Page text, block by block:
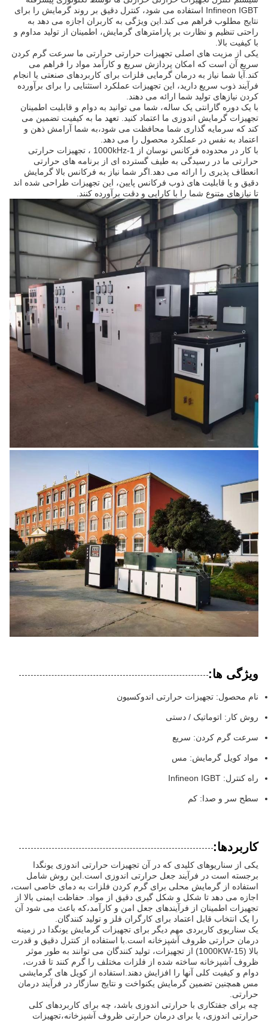
Infineon IGBT استفاده می شود، کنترل دقیق بر روند گرمایش را برای
نتایج مطلوب فراهم می کند.این ویژگی به کاربران اجازه می دهد به
راحتی تنظیم و نظارت بر پارامترهای گرمایش، اطمینان از تولید مداوم و
با کیفیت بالا.
یکی از مزیت های اصلی تجهیزات حرارتی حرارتی ما سرعت گرم کردن
سریع آن است که امکان پردازش سریع و کارآمد مواد را فراهم می
کند.آیا شما نیاز به درمان گرمایی فلزات برای کاربردهای صنعتی یا انجام
فرآیند ذوب سریع دارید، این تجهیزات عملکرد استثنایی را برای برآورده
کردن نیازهای تولید شما ارائه می دهند.
با یک دوره گارانتی یک ساله، شما می توانید به دوام و قابلیت اطمینان
تجهیزات گرمایش اندوزی ما اعتماد کنید. تعهد ما به کیفیت تضمین می
کند که سرمایه گذاری شما محافظت می شود،به شما آرامش ذهن و
اعتماد به نفس در عملکرد محصول را می دهد.
با کار در محدوده فرکانس نوسان از 1-1000kHz ، تجهیزات حرارتی
حرارتی ما در رسیدگی به طیف گسترده ای از برنامه های حرارتی
انعطاف پذیری را ارائه می دهد.اگر شما نیاز به فرکانس بالا گرمایش
دقیق و یا قابلیت های ذوب فرکانس پایین، این تجهیزات طراحی شده اند
تا نیازهای متنوع شما را با کارایی و دقت برآورده کنند.
ویژگی ها:
نام محصول: تجهیزات حرارتی اندوکسیون
روش کار: اتوماتیک / دستی
سرعت گرم کردن: سریع
مواد کویل گرمایش: مس
راه کنترل: Infineon IGBT
سطح سر و صدا: کم
کاربردها:
یکی از سناریوهای کلیدی که در آن تجهیزات حرارتی اندوزی یونگدا
برجسته است در فرآیند جعل حرارتی اندوزی است.این روش شامل
استفاده از گرمایش محلی برای گرم کردن فلزات به دمای خاصی است،
اجازه می دهد تا شکل و شکل گیری دقیق از مواد. حفاظت ایمنی بالا از
تجهیزات اطمینان از فرآیندهای جعل امن و کارآمد،که باعث می شود آن
را یک انتخاب قابل اعتماد برای کارگران فلز و تولید کنندگان.
یک سناریوی کاربردی مهم دیگر برای تجهیزات گرمایش یونگدا در زمینه
درمان حرارتی ظروف آشپزخانه است.با استفاده از کنترل دقیق و قدرت
بالا (15-1000KW) از تجهیزات، تولید کنندگان می توانند به طور موثر
ظروف آشپزخانه ساخته شده از فلزات مختلف را گرم کنند تا قدرت،
دوام و کیفیت کلی آنها را افزایش دهند.استفاده از کویل های گرمایشی
مس همچنین تضمین گرمایش یکنواخت و نتایج سازگار در فرآیند درمان
حرارتی.
چه برای جفتکاری با حرارتی اندوزی باشد، چه برای کاربردهای کلی
حرارتی اندوزی، یا برای درمان حرارتی ظروف آشپزخانه،تجهیزات